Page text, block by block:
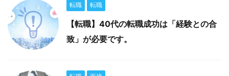
転職 転職
【転職】40代の転職成功は「経験との合
致」が必要です。